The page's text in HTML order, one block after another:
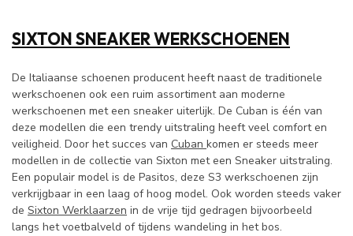
SIXTON SNEAKER WERKSCHOENEN
De Italiaanse schoenen producent heeft naast de traditionele
werkschoenen ook een ruim assortiment aan moderne
werkschoenen met een sneaker uiterlijk. De Cuban is één van
deze modellen die een trendy uitstraling heeft veel comfort en
veiligheid. Door het succes van Cuban komen er steeds meer
modellen in de collectie van Sixton met een Sneaker uitstraling.
Een populair model is de Pasitos, deze S3 werkschoenen zijn
verkrijgbaar in een laag of hoog model. Ook worden steeds vaker
de Sixton Werklaarzen in de vrije tijd gedragen bijvoorbeeld
langs het voetbalveld of tijdens wandeling in het bos.